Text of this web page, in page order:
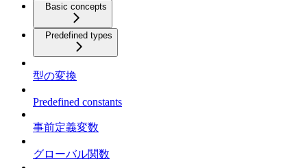
Basic concepts
Predefined types
型の変換
Predefined constants
事前定義変数
グローバル関数